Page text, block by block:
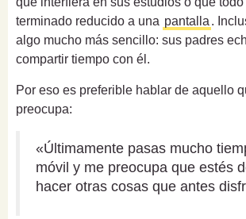
terminado reducido a una pantalla .
algo mucho más sencillo: sus padres
compartir tiempo con él.
Por eso es preferible hablar de aquello
preocupa:
«Últimamente pasas mucho
móvil y me preocupa que estés
hacer otras cosas que antes